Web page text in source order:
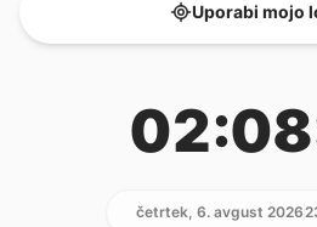
Uporabi mojo
četrtek, 6. avgust 2026